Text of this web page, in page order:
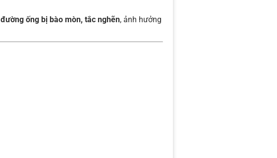
đường ống bị bào mòn, tắc nghẽn, ảnh hưởng